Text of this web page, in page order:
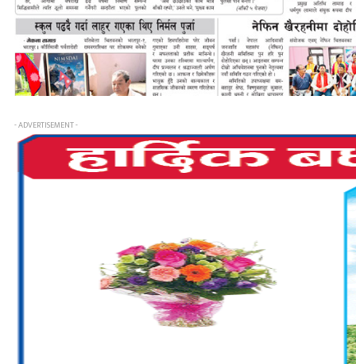
- ADVERTISEMENT -